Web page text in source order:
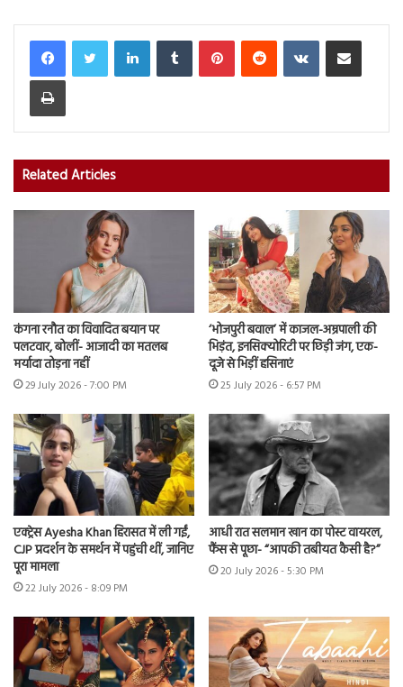
LinkedInTumblr PinterestReddit VKontakteShare via Email
Print
Related Articles
कंगना रनौत का विवादित बयान पर
पलटवार, बोलीं- आजादी का मतलब
मर्यादा तोड़ना नहीं
29 July 2026 - 7:00 PM
‘भोजपुरी बवाल’ में काजल-अम्रपाली की
भिड़ंत, इनसिक्योरिटी पर छिड़ी जंग, एक-
दूजे से भिड़ीं हसिनाएं
25 July 2026 - 6:57 PM
एक्ट्रेस Ayesha Khan हिरासत में ली गईं,
CJP प्रदर्शन के समर्थन में पहुंची थीं, जानिए
पूरा मामला
22 July 2026 - 8:09 PM
आधी रात सलमान खान का पोस्ट वायरल,
फैंस से पूछा- “आपकी तबीयत कैसी है?”
20 July 2026 - 5:30 PM